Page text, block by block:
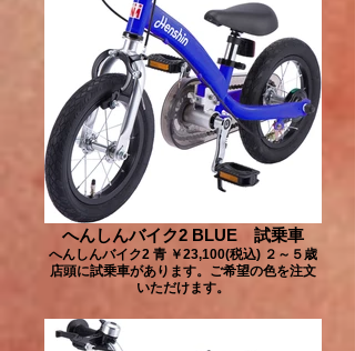
へんしんバイク2 BLUE 試乗車
へんしんバイク2 青 ￥23,100(税込) ２～５歳
店頭に試乗車があります。ご希望の色を注文
いただけます。